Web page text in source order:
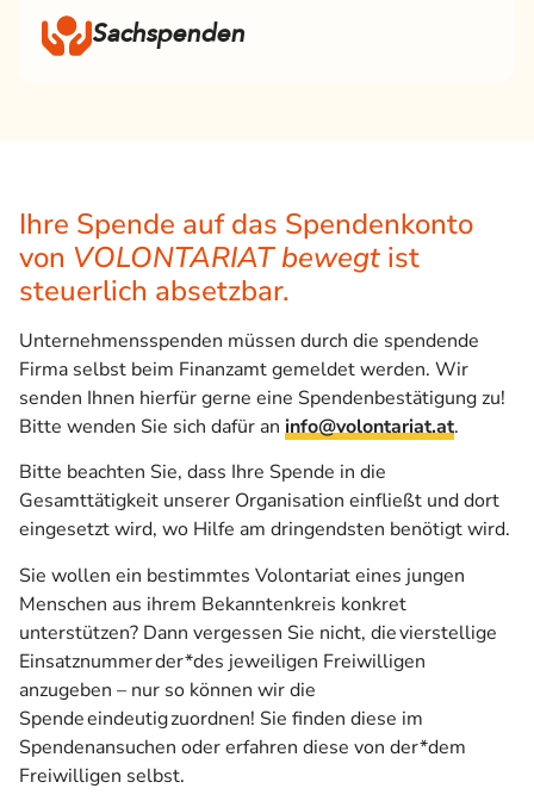
Sachspenden
Ihre Spende auf das Spendenkonto
von VOLONTARIAT bewegt ist
steuerlich absetzbar.
Unternehmensspenden müssen durch die spendende
Firma selbst beim Finanzamt gemeldet werden. Wir
senden Ihnen hierfür gerne eine Spendenbestätigung zu!
Bitte wenden Sie sich dafür an info@volontariat.at.
Bitte beachten Sie, dass Ihre Spende in die
Gesamttätigkeit unserer Organisation einfließt und dort
eingesetzt wird, wo Hilfe am dringendsten benötigt wird.
Sie wollen ein bestimmtes Volontariat eines jungen
Menschen aus ihrem Bekanntenkreis konkret
unterstützen? Dann vergessen Sie nicht, die vierstellige
Einsatznummer der*des jeweiligen Freiwilligen
anzugeben – nur so können wir die
Spende eindeutig zuordnen! Sie finden diese im
Spendenansuchen oder erfahren diese von der*dem
Freiwilligen selbst.